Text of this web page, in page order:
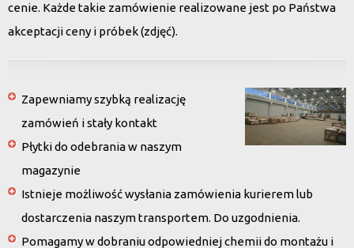
cenie. Każde takie zamówienie realizowane jest po Państwa
akceptacji ceny i próbek (zdjęć).
Zapewniamy szybką realizację
zamówień i stały kontakt
Płytki do odebrania w naszym
magazynie
Istnieje możliwość wysłania zamówienia kurierem lub
dostarczenia naszym transportem. Do uzgodnienia.
Pomagamy w dobraniu odpowiedniej chemii do montażu i